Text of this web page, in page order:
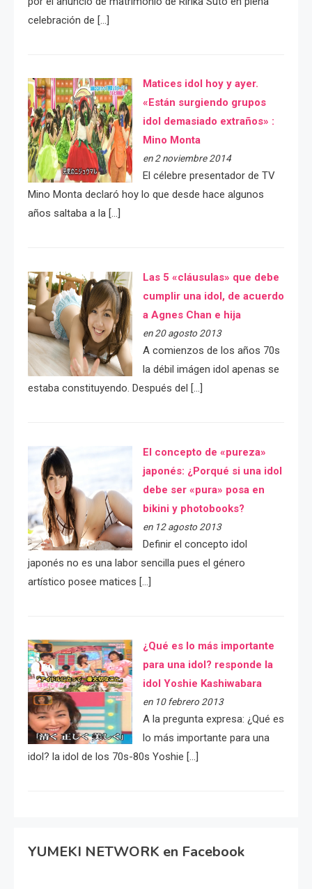
celebración de […]
Matices idol hoy y ayer.
«Están surgiendo grupos
idol demasiado extraños» :
Mino Monta
en 2 noviembre 2014
El célebre presentador de TV
Mino Monta declaró hoy lo que desde hace algunos
años saltaba a la […]
Las 5 «cláusulas» que debe
cumplir una idol, de acuerdo
a Agnes Chan e hija
en 20 agosto 2013
A comienzos de los años 70s
la débil imágen idol apenas se
estaba constituyendo. Después del […]
El concepto de «pureza»
japonés: ¿Porqué si una idol
debe ser «pura» posa en
bikini y photobooks?
en 12 agosto 2013
Definir el concepto idol
japonés no es una labor sencilla pues el género
artístico posee matices […]
¿Qué es lo más importante
para una idol? responde la
idol Yoshie Kashiwabara
en 10 febrero 2013
A la pregunta expresa: ¿Qué es
lo más importante para una
idol? la idol de los 70s-80s Yoshie […]
YUMEKI NETWORK en Facebook